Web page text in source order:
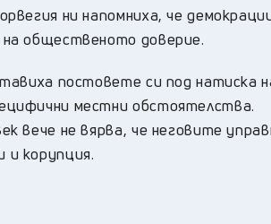
ни напомниха, че
общественото доверие.
постовете си под натиска
местни обстоятелства.
вече не вярва, че неговите
и корупция.